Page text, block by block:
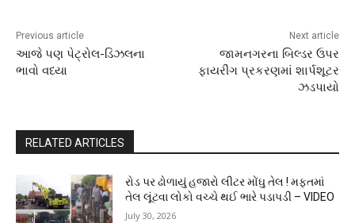
Previous article
આજે પણ પેટ્રોલ-ડિઝલના
ભાવો વધ્યા
Next article
જામનગરના બિલ્ડર ઉપર
ફાયરીંગ પ્રકરણમાં શાર્પશૂટર
ઝડપાયો
RELATED ARTICLES
રોડ પર ઢોળાયું હજારો લીટર મોંઘુ તેલ ! મફતમાં
તેલ લૂંટવા લોકો વચ્ચે થઈ ભારે પડાપડી – VIDEO
July 30, 2026